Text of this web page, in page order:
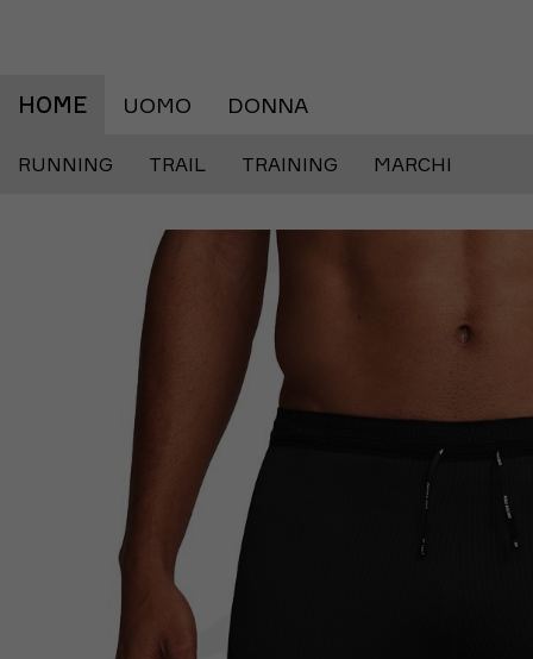
HOME UOMO DONNA
RUNNING TRAIL TRAINING MARCHI